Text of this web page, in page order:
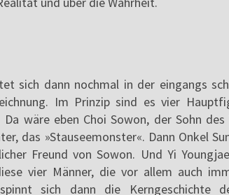
sich dann nochmal in der eingangs
Im Prinzip sind es vier
wäre eben Choi Sowon, der Sohn
das »Stauseemonster«. Dann Onkel
Freund von Sowon. Und Yi
vier Männer, die vor allem auch
sich dann die Kerngeschichte